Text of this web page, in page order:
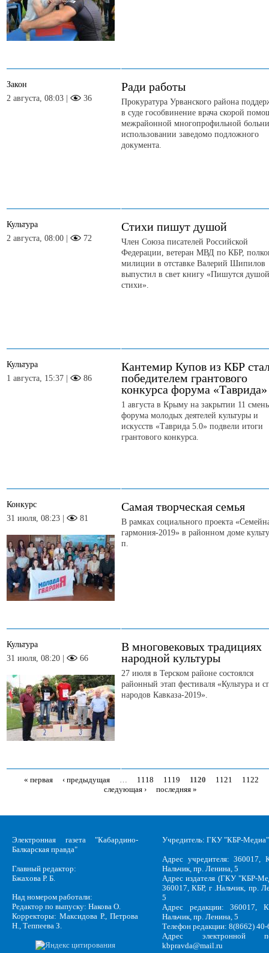
Закон
2 августа, 08:03 |
36
Ради работы
Прокуратура Урванского района
в суде гособвинение врача скорой
межрайонной многопрофильной
использовании заведомо подложного
документа.
Культура
2 августа, 08:00 |
72
Стихи пишут душой
Член Союза писателей Российской
Федерации, ветеран МВД по КБР,
милиции в отставке Валерий Шипилов
выпустил в свет книгу «Пишутся душой
стихи».
Культура
1 августа, 15:37 |
86
Кантемир Купов из КБР
победителем грантового
конкурса форума «Таврида»
1 августа в Крыму на закрытии 11
форума молодых деятелей культуры и
искусств «Таврида 5.0» подвели итоги
грантового конкурса.
Конкурс
31 июля, 08:23 |
81
Самая творческая семья
В рамках социального проекта
гармония-2019» в районном доме
п.
Культура
31 июля, 08:20 |
66
В многовековых традициях
народной культуры
27 июля в Терском районе состоялся
районный этап фестиваля «Культура и
народов Кавказа-2019».
Страницы
« первая ‹ предыдущая 1118 1119 1120 1121 1122
следующая ›
последняя »
Электронная газета "Кабардино-
Балкарская правда"
Главный редактор:
Бжахова Р. Б.
Над номером работали:
Редактор по выпуску: Накова О.
Корректоры: Максидова Р., Петрова
Н., Теппеева З.
Учредитель: ГКУ "КБР-Медиа"
Адрес учредителя: 360017,
Нальчик, пр. Ленина, 5
Адрес издателя (ГКУ "КБР-
360017, КБР, г .Нальчик, пр.
5
Адрес редакции: 360017,
Нальчик, пр. Ленина, 5
Телефон редакции: 8(8662)
Адрес электронной
kbpravda@mail.ru